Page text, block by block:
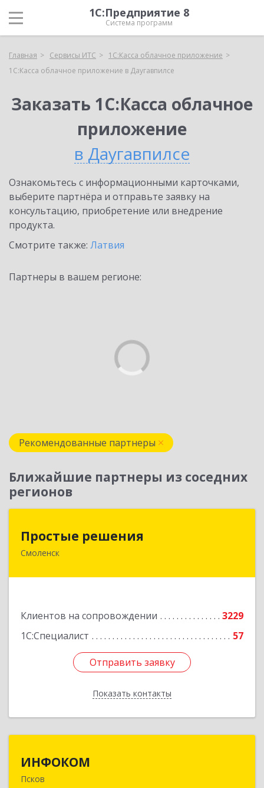
1С:Предприятие 8
Система программ
Главная Сервисы ИТС
1С:Касса облачное приложение
1С:Касса облачное приложение в Даугавпилсе
Заказать 1С:Касса облачное
приложение
в Даугавпилсе
Ознакомьтесь с информационными карточками,
выберите партнёра и отправьте заявку на
консультацию, приобретение или внедрение
продукта.
Смотрите также: Латвия
Партнеры в вашем регионе:
Рекомендованные партнеры
Ближайшие партнеры из соседних
регионов
Простые решения
Смоленск
Клиентов на сопровождении
3229
1С:Специалист
57
Отправить заявку
Показать контакты
214015, Смоленская обл, Смоленск г, Большая
Отправить заявку
Назад
ИНФОКОМ
Псков180000, Псковская обл, Псков г, Советская ул,